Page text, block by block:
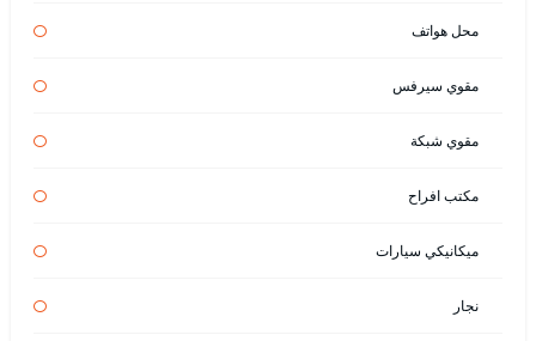
محل هواتف
مقوي سيرفس
مقوي شبكة
مكتب افراح
ميكانيكي سيارات
نجار